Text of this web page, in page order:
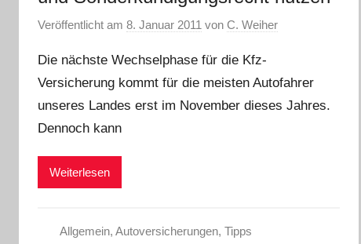
Veröffentlicht am 8. Januar 2011 von C. Weiher
Die nächste Wechselphase für die Kfz-
Versicherung kommt für die meisten Autofahrer
unseres Landes erst im November dieses Jahres.
Dennoch kann
Weiterlesen
Allgemein, Autoversicherungen, Tipps